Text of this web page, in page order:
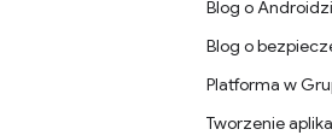
Blog o
Blog o
Platforma w
Tworzenie